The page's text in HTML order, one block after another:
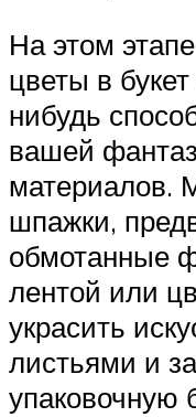
На этом
цветы в
нибудь
вашей
материалов.
шпажки,
обмотанные
лентой или
украсить
листьями и
упаковочную